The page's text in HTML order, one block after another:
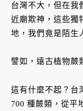
台灣不大，但在我
近廟欺神，這些獨
地，我們竟是陌生
譬如，遠古植物蕨
這有什麼不起？台
700 種蕨類，從平